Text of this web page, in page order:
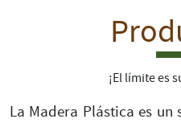
¡El límite es
La Madera Plástica es